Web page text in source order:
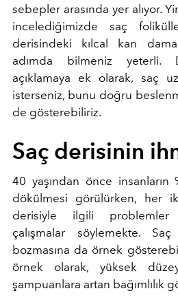
sebepler arasında yer alıyor.
incelediğimizde saç
derisindeki kılcal kan
adımda bilmeniz yeterli.
açıklamaya ek olarak, saç
isterseniz, bunu doğru
de gösterebiliriz.
Saç derisinin
40 yaşından önce insanların
dökülmesi görülürken, her
derisiyle ilgili problemler
çalışmalar söylemekte.
bozmasına da örnek
örnek olarak, yüksek
şampuanlara artan bağımlılık